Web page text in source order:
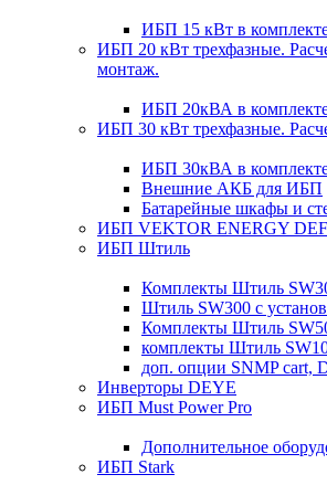
ИБП 15 кВт в
ИБП 20 кВт трехфазные.
монтаж.
ИБП 20кВА в
ИБП 30 кВт трехфазные.
ИБП 30кВА в
Внешние АКБ для ИБП
Батарейные шкафы и
ИБП VEKTOR ENERGY
ИБП Штиль
Комплекты Штиль
Штиль SW300 с
Комплекты Штиль
комплекты Штиль
доп. опции SNMP cart,
Инверторы DEYE
ИБП Must Power Pro
Дополнительное
ИБП Stark